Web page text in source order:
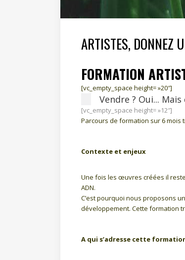
ARTISTES, DONNEZ
FORMATION
[vc_empty_space height= »20″]
Vendre ? Oui...
[vc_empty_space height= »12″]
Parcours de formation sur 6 mois
Contexte et enjeux
Une fois les œuvres créées il
ADN.
C’est pourquoi nous proposons
développement. Cette formation
A qui s’adresse cette